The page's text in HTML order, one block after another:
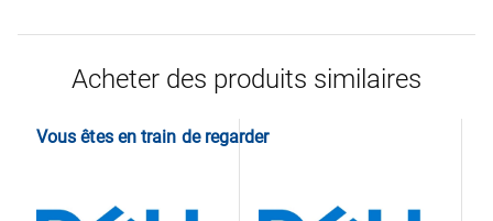
Acheter des produits similaires
Vous êtes en train de regarder